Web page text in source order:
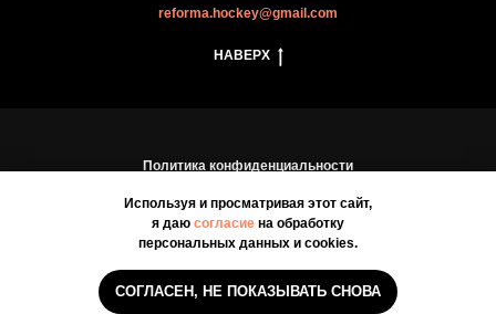
reforma.hockey@gmail.com
НАВЕРХ
Политика конфиденциальности
Используя и просматривая этот сайт,
я даю согласие на обработку
персональных данных и cookies.
СОГЛАСЕН, НЕ ПОКАЗЫВАТЬ СНОВА